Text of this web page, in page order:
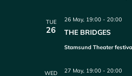
TUE
26 THE BRIDGES
26 May, 19:00 -20:00
Stamsund Theater
WED 27 May, 19:00 -20:00